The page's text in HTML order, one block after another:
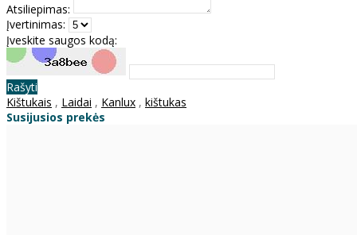
Atsiliepimas:
Įvertinimas:
Įveskite saugos kodą:
Rašyti
Kištukais , Laidai , Kanlux , kištukas
Susijusios prekės